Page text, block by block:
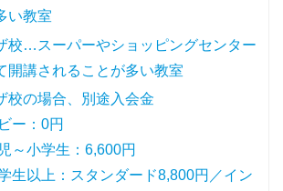
い教室
校…スーパーやショッピングセンター
開講されることが多い教室
校の場合、別途入会金
ー：0円
～小学生：6,600円
学生以上：スタンダード8,800円／イン